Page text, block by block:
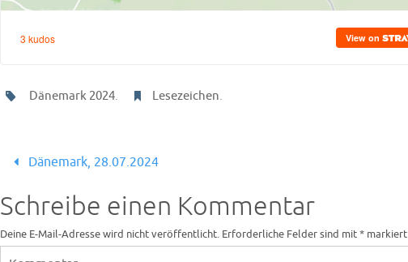
Dänemark 2024. Lesezeichen.
Dänemark, 28.07.2024
Schreibe einen Kommentar
Deine E-Mail-Adresse wird nicht veröffentlicht. Erforderliche Felder sind mit* markiert